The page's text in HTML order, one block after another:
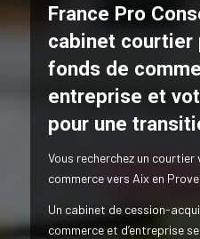
France Pro
cabinet courtier
fonds de
entreprise et
pour une
Vous recherchez un
commerce vers Aix en
Un cabinet de cession-
commerce et d’entreprise